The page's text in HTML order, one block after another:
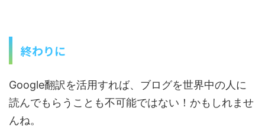
終わりに
Google翻訳を活用すれば、ブログを世界中の人に
読んでもらうことも不可能ではない！かもしれませ
んね。